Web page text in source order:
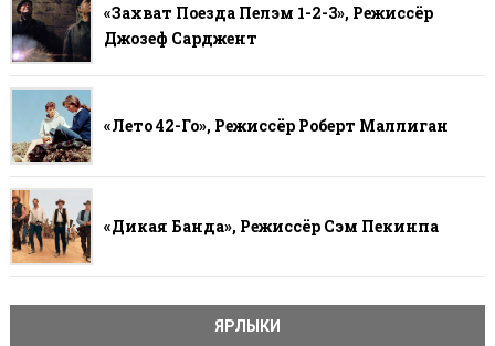
«Захват Поезда Пелэм 1-2-3», Режиссёр
Джозеф Сарджент
«Лето 42-Го», Режиссёр Роберт Маллиган
«Дикая Банда», Режиссёр Сэм Пекинпа
ЯРЛЫКИ